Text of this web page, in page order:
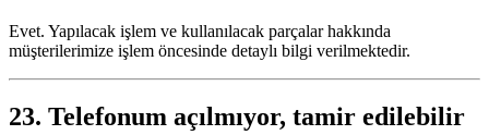
Evet. Yapılacak işlem ve kullanılacak parçalar hakkında
müşterilerimize işlem öncesinde detaylı bilgi verilmektedir.
23. Telefonum açılmıyor, tamir edilebilir